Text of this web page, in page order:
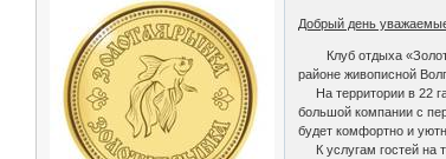
Добрый день
Клуб отдыха
районе живописной
На территории в 22
большой компании с
будет комфортно и
К услугам гостей на